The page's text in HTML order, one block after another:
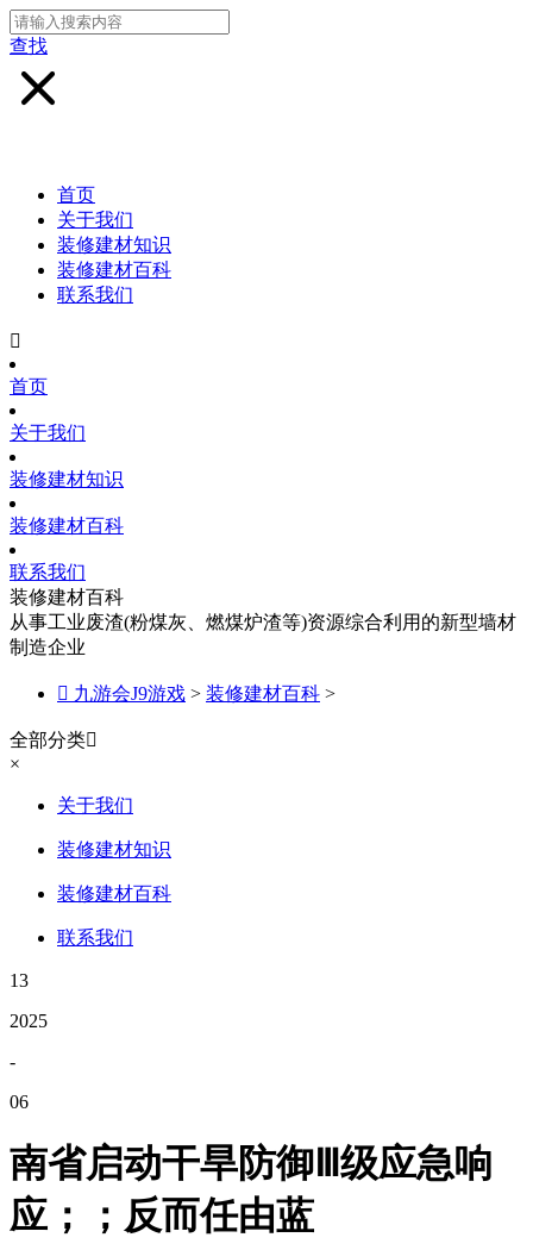
查找
首页
关于我们
装修建材知识
装修建材百科
联系我们

首页
关于我们
装修建材知识
装修建材百科
联系我们
装修建材百科
从事工业废渣(粉煤灰、燃煤炉渣等)资源综合利用的新型墙材
制造企业
 九游会J9游戏 > 装修建材百科 >
全部分类
×
关于我们
装修建材知识
装修建材百科
联系我们
13
2025
-
06
南省启动干旱防御Ⅲ级应急响
应；；反而任由蓝